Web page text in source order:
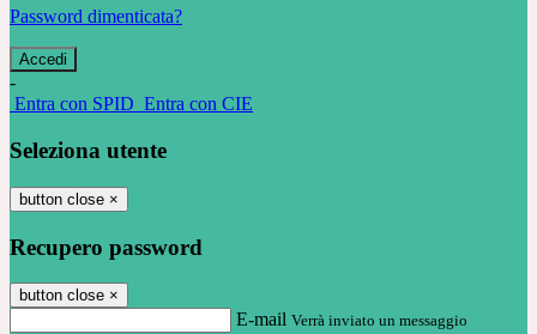
Password dimenticata?
-
Entra con SPID Entra con CIE
Seleziona utente
button close ×
Recupero password
button close ×
E-mail Verrà inviato un messaggio